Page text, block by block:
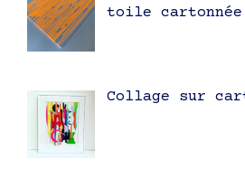
toile cartonnée
Collage sur